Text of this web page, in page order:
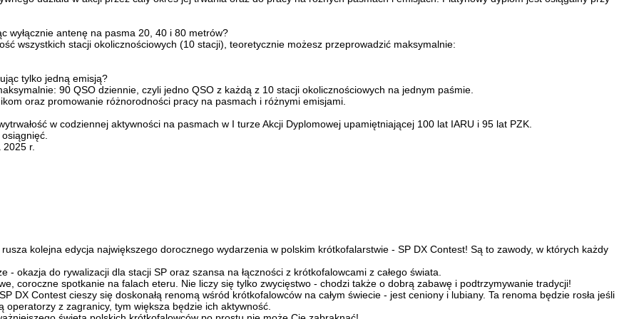
wyłącznie antenę na pasma 20, 40 i 80 metrów?
wszystkich stacji okolicznościowych (10 stacji), teoretycznie możesz przeprowadzić maksymalnie:
tylko jedną emisją?
90 QSO dziennie, czyli jedno QSO z każdą z 10 stacji okolicznościowych na jednym paśmie.
oraz promowanie różnorodności pracy na pasmach i różnymi emisjami.
w codziennej aktywności na pasmach w I turze Akcji Dyplomowej upamiętniającej 100 lat IARU i 95 lat PZK.
r.
kolejna edycja największego dorocznego wydarzenia w polskim krótkofalarstwie - SP DX Contest! Są to zawody, w których każdy
okazja do rywalizacji dla stacji SP oraz szansa na łączności z krótkofalowcami z całego świata.
coroczne spotkanie na falach eteru. Nie liczy się tylko zwycięstwo - chodzi także o dobrą zabawę i podtrzymywanie tradycji!
DX Contest cieszy się doskonałą renomą wśród krótkofalowców na całym świecie - jest ceniony i lubiany. Ta renoma będzie rosła jeśli
operatorzy z zagranicy, tym większa będzie ich aktywność.